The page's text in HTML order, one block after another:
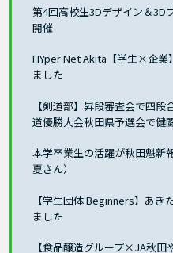
第4回高校生3Dデザイン＆3D
開催
HYper Net Akita【学生×企業
ました
【剣道部】昇段審査会で四
道優勝大会秋田県予選会で健
本学卒業生の活躍が秋田魁新
夏さん）
【学生団体 Beginners】あき
ました
【食品醸造グループ×JA秋田